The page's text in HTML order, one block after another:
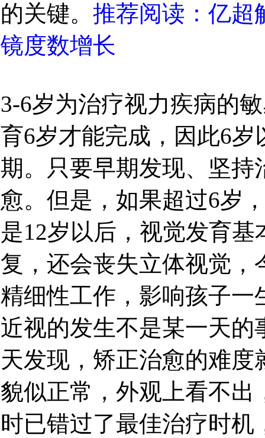
的关键。 推荐阅读：亿超
镜度数增长
3-6岁为治疗视力疾病的
育6岁才能完成，因此6
期。只要早期发现、坚
愈。但是，如果超过6岁
是12岁以后，视觉发育
复，还会丧失立体视觉
精细性工作，影响孩子一
近视的发生不是某一天
天发现，矫正治愈的难
貌似正常，外观上看不
时已错过了最佳治疗时